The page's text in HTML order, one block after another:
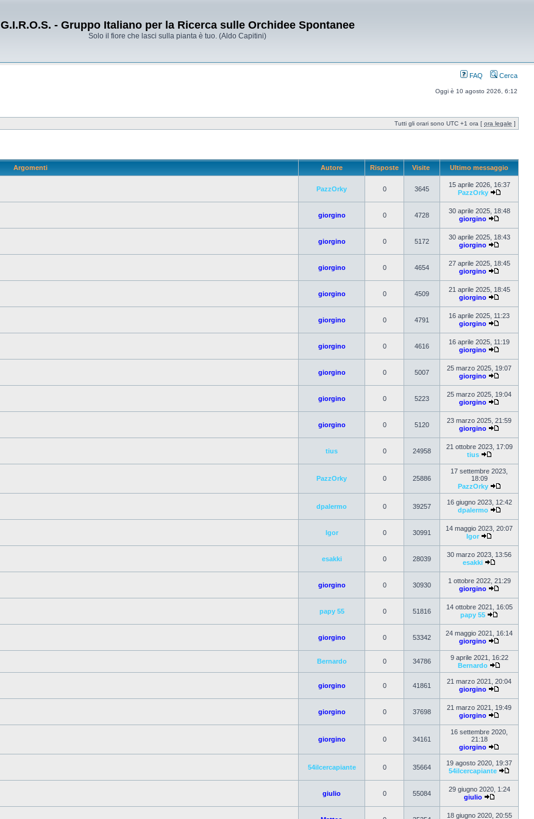
G.I.R.O.S. - Gruppo Italiano per la Ricerca sulle Orchidee Spontanee
Solo il fiore che lasci sulla pianta è tuo. (Aldo Capitini)
FAQ Cerca
Oggi è 10 agosto 2026, 6:12
Tutti gli orari sono UTC +1 ora [ ora legale ]
Argomenti Autore Risposte Visite Ultimo messaggio
PazzOrky 0 3645
15 aprile 2026, 16:37
PazzOrky
giorgino 0 4728
30 aprile 2025, 18:48
giorgino
giorgino 0 5172
30 aprile 2025, 18:43
giorgino
giorgino 0 4654
27 aprile 2025, 18:45
giorgino
giorgino 0 4509
21 aprile 2025, 18:45
giorgino
giorgino 0 4791
16 aprile 2025, 11:23
giorgino
giorgino 0 4616
16 aprile 2025, 11:19
giorgino
giorgino 0 5007
25 marzo 2025, 19:07
giorgino
giorgino 0 5223
25 marzo 2025, 19:04
giorgino
giorgino 0 5120
23 marzo 2025, 21:59
giorgino
tius 0 24958
21 ottobre 2023, 17:09
tius
PazzOrky 0 25886
17 settembre 2023,
18:09
PazzOrky
dpalermo 0 39257
16 giugno 2023, 12:42
dpalermo
Igor 0 30991
14 maggio 2023, 20:07
Igor
esakki 0 28039
30 marzo 2023, 13:56
esakki
giorgino 0 30930
1 ottobre 2022, 21:29
giorgino
papy 55 0 51816
14 ottobre 2021, 16:05
papy 55
giorgino 0 53342
24 maggio 2021, 16:14
giorgino
Bernardo 0 34786
9 aprile 2021, 16:22
Bernardo
giorgino 0 41861
21 marzo 2021, 20:04
giorgino
giorgino 0 37698
21 marzo 2021, 19:49
giorgino
giorgino 0 34161
16 settembre 2020,
21:18
giorgino
54ilcercapiante 0 35664
19 agosto 2020, 19:37
54ilcercapiante
giulio 0 55084
29 giugno 2020, 1:24
giulio
18 giugno 2020, 20:55